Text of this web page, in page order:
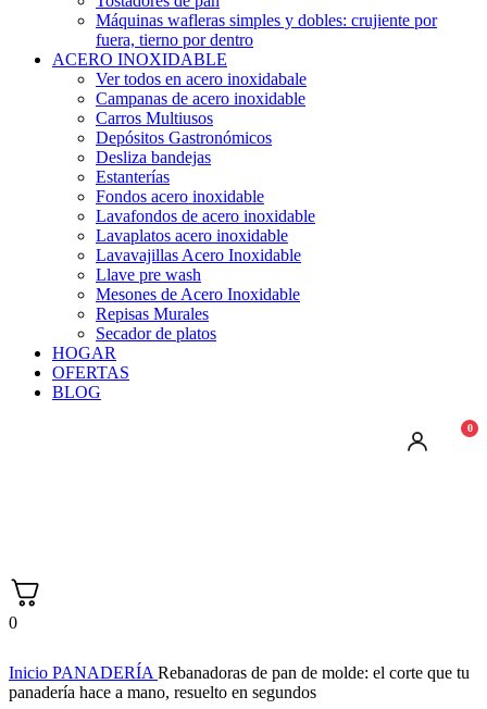
Máquinas wafleras simples y dobles: crujiente por
fuera, tierno por dentro
ACERO INOXIDABLE
Ver todos en acero inoxidabale
Campanas de acero inoxidable
Carros Multiusos
Depósitos Gastronómicos
Desliza bandejas
Estanterías
Fondos acero inoxidable
Lavafondos de acero inoxidable
Lavaplatos acero inoxidable
Lavavajillas Acero Inoxidable
Llave pre wash
Mesones de Acero Inoxidable
Repisas Murales
Secador de platos
HOGAR
OFERTAS
BLOG
0
0
Inicio PANADERÍA Rebanadoras de pan de molde: el corte que tu
panadería hace a mano, resuelto en segundos